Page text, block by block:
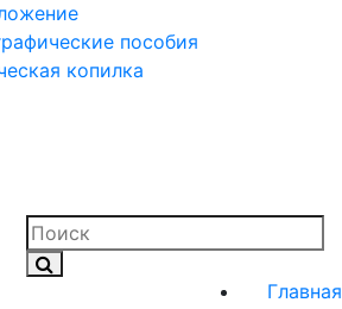
пособия
копилка
Главная